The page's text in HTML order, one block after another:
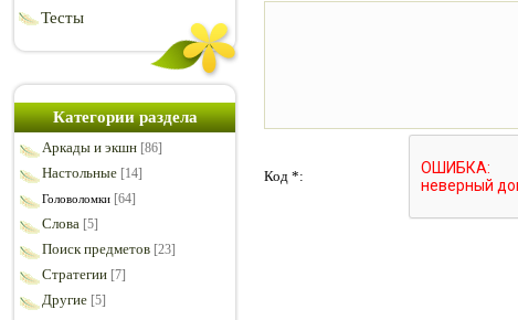
Тесты
Категории раздела
Аркады и экшн [86]
Настольные [14]
Головоломки [64]
Слова [5]
Поиск предметов [23]
Стратегии [7]
Другие [5]
Код *: